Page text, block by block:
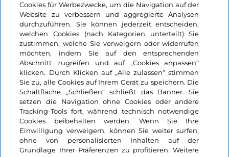
Bleiben wir in Kontakt
Cookies für Werbezwecke, um die Navigation auf der
Website zu verbessern und aggregierte Analysen
durchzuführen. Sie können jederzeit entscheiden,
welchen Cookies (nach Kategorien unterteilt) Sie
zustimmen, welche Sie verweigern oder widerrufen
möchten, indem Sie auf den entsprechenden
Abschnitt zugreifen und auf „Cookies anpassen“
klicken. Durch Klicken auf „Alle zulassen“ stimmen
Sie zu, alle Cookies auf Ihrem Gerät zu speichern. Die
Schaltfläche „Schließen“ schließt das Banner. Sie
setzen die Navigation ohne Cookies oder andere
Tracking-Tools fort, während technisch notwendige
Cookies beibehalten werden. Wenn Sie Ihre
Einwilligung verweigern, können Sie weiter surfen,
ohne von personalisierten Inhalten auf der
Grundlage Ihrer Präferenzen zu profitieren. Weitere